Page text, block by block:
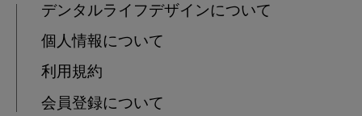
デンタルライフデザインについて
個人情報について
利用規約
会員登録について